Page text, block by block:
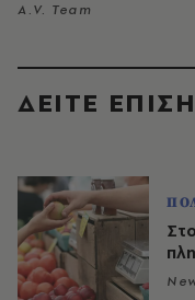
A.V. Team
ΔΕΙΤΕ